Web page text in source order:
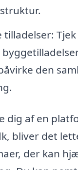
tilladelser:
den
dig af en
bliver det
der kan